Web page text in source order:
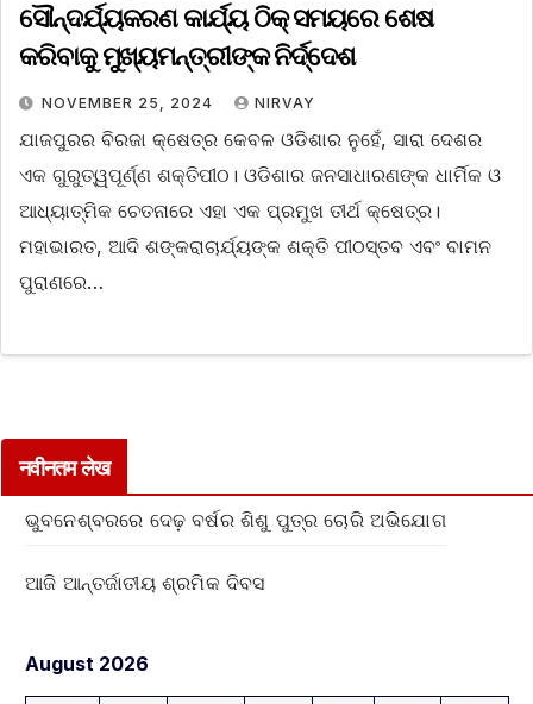
ସୌନ୍ଦର୍ଯ୍ୟକରଣ କାର୍ଯ୍ୟ ଠିକ୍ ସମୟରେ ଶେଷ
କରିବାକୁ ମୁଖ୍ୟମନ୍ତ୍ରୀଙ୍କ ନିର୍ଦ୍ଦେଶ
NOVEMBER 25, 2024 NIRVAY
ଯାଜପୁରର ବିରଜା କ୍ଷେତ୍ର କେବଳ ଓଡିଶାର ନୁହେଁ, ସାରା ଦେଶର
ଏକ ଗୁରୁତ୍ୱପୂର୍ଣ୍ଣ ଶକ୍ତିପୀଠ। ଓଡିଶାର ଜନସାଧାରଣଙ୍କ ଧାର୍ମିକ ଓ
ଆଧ୍ୟାତ୍ମିକ ଚେତନାରେ ଏହା ଏକ ପ୍ରମୁଖ ତୀର୍ଥ କ୍ଷେତ୍ର।
ମହାଭାରତ, ଆଦି ଶଙ୍କରାଚାର୍ଯ୍ୟଙ୍କ ଶକ୍ତି ପୀଠସ୍ତବ ଏବଂ ବାମନ
ପୁରାଣରେ…
नवीनतम लेख
ଭୁବନେଶ୍ବରରେ ଦେଢ଼ ବର୍ଷର ଶିଶୁ ପୁତ୍ର ଚୋରି ଅଭିଯୋଗ
ଆଜି ଆନ୍ତର୍ଜାତୀୟ ଶ୍ରମିକ ଦିବସ
August 2026